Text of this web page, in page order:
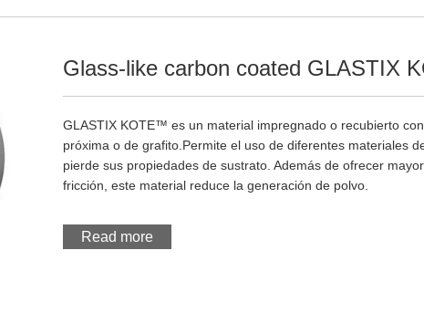
Glass-like carbon coated GLASTIX
GLASTIX KOTE™ es un material impregnado o recubierto
próxima o de grafito.Permite el uso de diferentes materiales
pierde sus propiedades de sustrato. Además de ofrecer
fricción, este material reduce la generación de polvo.
Read more